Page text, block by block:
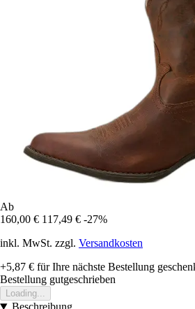
Ab
160,00 € 117,49 € -27%
inkl. MwSt. zzgl. Versandkosten
+5,87 € für Ihre nächste Bestellung
Bestellung gutgeschrieben
Loading...
Beschreibung